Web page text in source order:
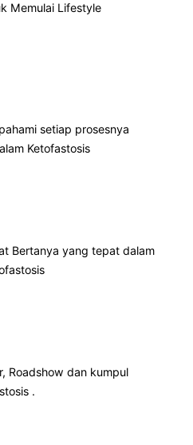
Memulai Lifestyle
setiap prosesnya
Ketofastosis
Bertanya yang tepat dalam
Roadshow dan kumpul
.